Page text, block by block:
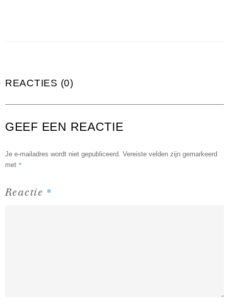
REACTIES (0)
GEEF EEN REACTIE
Je e-mailadres wordt niet gepubliceerd. Vereiste velden zijn gemarkeerd
met *
Reactie *